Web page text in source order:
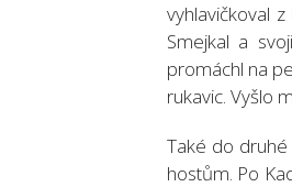
vyhlavičkoval
Smejkal a
promáchl na
rukavic. Vyšlo
Také do
hostům. Po